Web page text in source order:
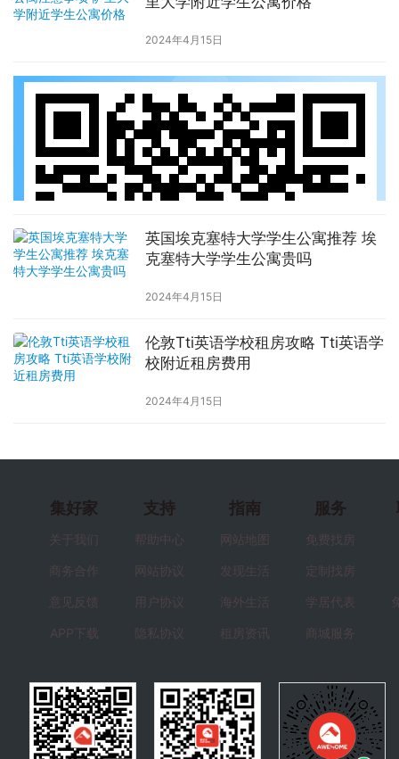
2024年4月15日
英国埃克塞特大学学生公寓推荐 埃
克塞特大学学生公寓贵吗
2024年4月15日
伦敦Tti英语学校租房攻略 Tti英语学
校附近租房费用
2024年4月15日
集好家
关于我们
商务合作
意见反馈
APP下载
支持
帮助中心
网站协议
用户协议
隐私协议
指南
网站地图
发现生活
海外生活
租房资讯
服务
免费找房
定制找房
学居代表
商城服务